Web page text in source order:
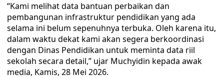
“Kami melihat data bantuan perbaikan dan
pembangunan infrastruktur pendidikan yang ada
selama ini belum sepenuhnya terbuka. Oleh karena itu,
dalam waktu dekat kami akan segera berkoordinasi
dengan Dinas Pendidikan untuk meminta data riil
sekolah secara detail,” ujar Muchyidin kepada awak
media, Kamis, 28 Mei 2026.